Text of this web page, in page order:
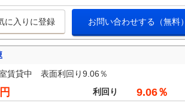
に入りに登録 お問い合わせする（無料）
賃貸中 表面利回り9.06％
利回り 9.06％